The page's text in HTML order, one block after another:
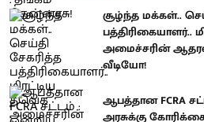
சூழ்ந்த மக்கள்..
பத்திரிகையாளர்..
அமைச்சரின்
வீடியோ!
ஆபத்தான FCRA
அரசுக்கு